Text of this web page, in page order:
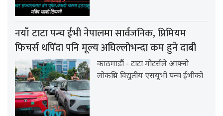
नयाँ टाटा पन्च ईभी नेपालमा सार्वजनिक, प्रिमियम
फिचर्स थपिँदा पनि मूल्य अघिल्लोभन्दा कम हुने दाबी
काठमाडौं - टाटा मोटर्सले आफ्नो
लोकप्रिय विद्युतीय एसयूभी पन्च ईभीको